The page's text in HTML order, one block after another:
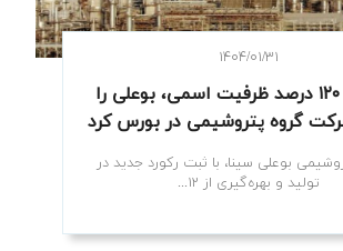
۱۴۰۴/۰۱/۳۱
تولید با ۱۲۰ درصد ظرفیت اسمی، بوعلی را
گروه پتروشیمی در بورس کرد
بوعلی سینا، با ثبت رکورد جدید در
تولید و بهره‌گیری از ۱۲...